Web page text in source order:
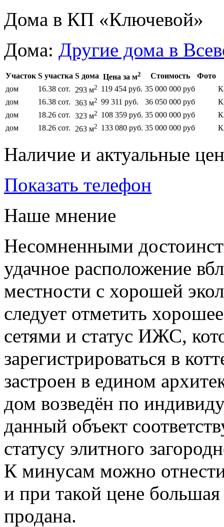
Дома в КП «Ключевой»
Дома: Другие дома в
Участок S участка S дома Цена за м2 Стоимость
Фото
дом
16.38 сот. 293 м2 119 454 руб. 35 000 000 руб
дом
16.38 сот. 363 м2 99 311 руб. 36 050 000 руб
дом
18.26 сот. 323 м2 108 359 руб. 35 000 000 руб
дом
18.26 сот. 263 м2 133 080 руб. 35 000 000 руб
Наличие и актуальные
Показать телефон
Наше мнение
Несомненными
удачное расположение
местности с хорошей
следует отметить
сетями и статус ИЖС,
зарегистрироваться в
застроен в едином
дом возведён по
данный объект
статусу элитного
К минусам можно
и при такой цене
продана.